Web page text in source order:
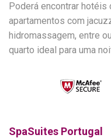
Poderá encontrar hotéis
apartamentos com
hidromassagem, entre
quarto ideal para uma
SpaSuites Portugal